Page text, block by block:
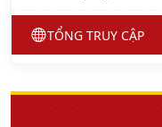
TỔNG TRUY CẬP